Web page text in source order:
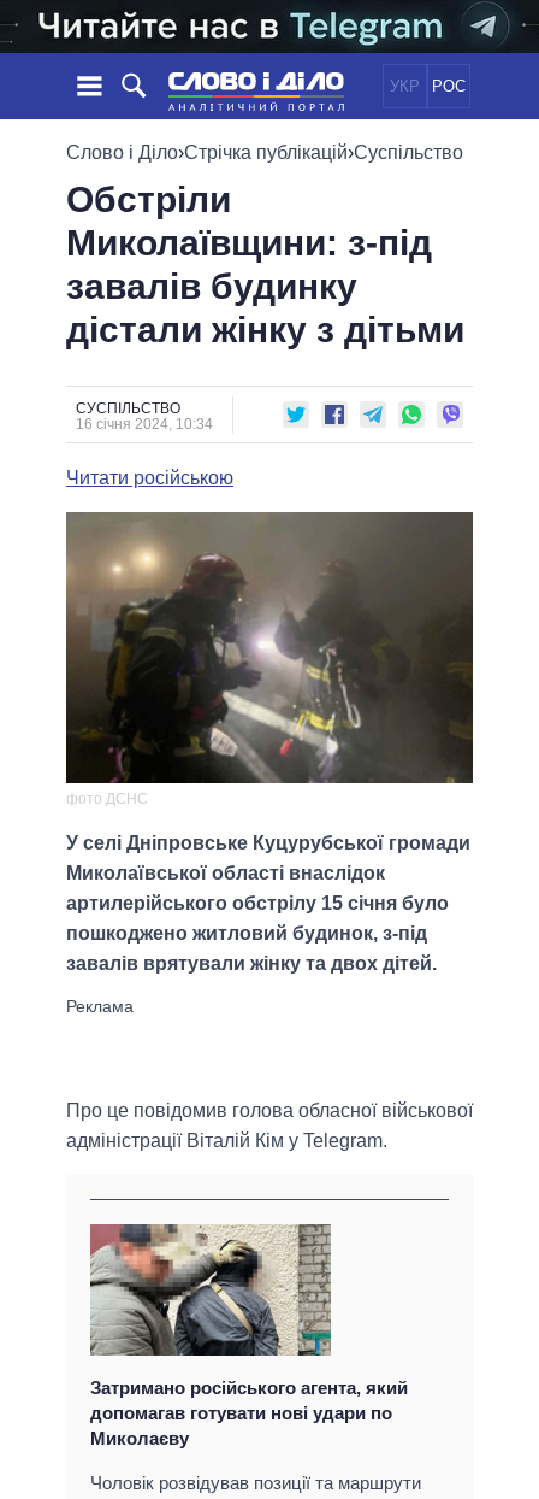
УКР РОС
НОВИНИ
СТРІЧКА
ПОДІЇ
СТАТТІ
ДУМКИ
ОГЛЯДИ
ДАЙДЖЕСТИ
ЕКОНОМІКА
СУСПІЛЬСТВО
ОБIЦЯНКИ
ПОЛIТИКИ
УСІ ПОЛІТИКИ
ПРЕЗИДЕНТ І ОФІС
ВЕРХОВНА РАДА
КАБІНЕТ МІНІСТРІВ
МЕРИ МІСТ
ІНФОГРАФІКА
ПІДТРИМАТИ
ПОРІВНЯННЯ ПОЛІТИКІВ
Слово і Діло›Стрічка публікацій›Суспільство
Обстріли
Миколаївщини: з-під
завалів будинку
дістали жінку з дітьми
СУСПІЛЬСТВО
16 січня 2024, 10:34
Читати російською
фото ДСНС
У селі Дніпровське Куцурубської громади
Миколаївської області внаслідок
артилерійського обстрілу 15 січня було
пошкоджено житловий будинок, з-під
завалів врятували жінку та двох дітей.
Про це повідомив голова обласної військової
адміністрації Віталій Кім у Telegram.
Затримано російського агента, який
допомагав готувати нові удари по
Миколаєву
Чоловік розвідував позиції та маршрути